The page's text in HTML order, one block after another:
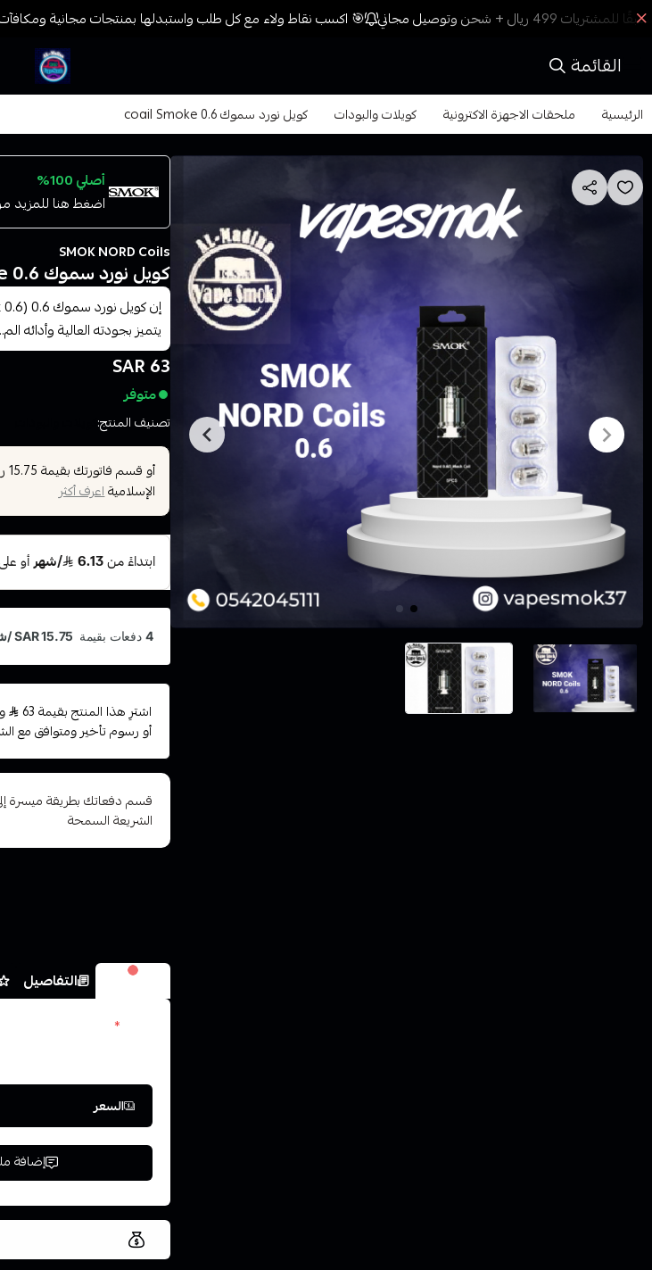
🎯 اكسب نقاط ولاء مع كل طلب واستبدلها بمنتجات مجانية ومكافآت
القائمة فيب المدينة
الرئيسية ملحقات الاجهزة الاكترونية كويلات والبودات كويل نورد سموك 0.6 coail Smoke
أصلي 100%
اضغط هنا للمزيد
SMOK NORD Coils
كويل نورد سموك 0.6 coail Smoke
يتميز بجودته العالية وأدائه
63 SAR
متوفر
تصنيف المنتج:
أو قسم فاتورتك بقيمة 15.75 ر.س
الإسلاميةاعرف أكثر
اشترِ هذا المنتج بقيمة 63
أو رسوم تأخير ومتوافق مع
الشريعة السمحة
الخيارات التفاصيل
*
السعر
إضافة
العروض والشحن مجاني